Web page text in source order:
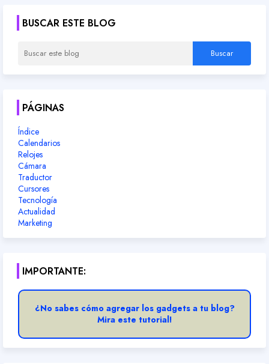
BUSCAR ESTE BLOG
PÁGINAS
Índice
Calendarios
Relojes
Cámara
Traductor
Cursores
Tecnología
Actualidad
Marketing
IMPORTANTE:
¿No sabes cómo agregar los gadgets a tu blog?
Mira este tutorial!